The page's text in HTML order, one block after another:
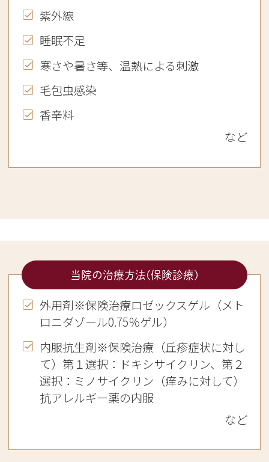
紫外線
睡眠不足
寒さや暑さ等、温熱による刺激
毛包虫感染
香辛料
など
当院の治療方法(保険診療)
外用剤※保険治療ロゼックスゲル（メト
ロニダゾール0.75％ゲル）
内服抗生剤※保険治療（丘疹症状に対し
て）第１選択：ドキシサイクリン、第２
選択：ミノサイクリン（痒みに対して）
抗アレルギー薬の内服
など